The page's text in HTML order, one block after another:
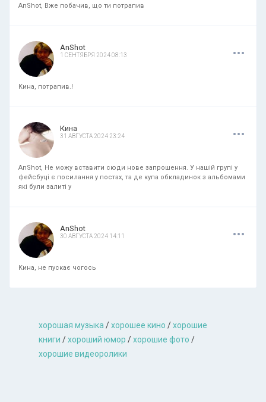
AnShot, Вже побачив, що ти потрапив
AnShot
1 СЕНТЯБРЯ 2024 08:13 ...
Кина, потрапив.!
Кина
31 АВГУСТА 2024 23:24 ...
AnShot, Не можу вставити сюди нове запрошення. У нашій групі у
фейсбуці є посилання у постах, та де купа обкладинок з альбомами
які були залиті у
AnShot
30 АВГУСТА 2024 14:11 ...
Кина, не пускає чогось
хорошая музыкa/хорошее кино /хорошие
книги /хороший юмор /хорошие фото /
хорошие видеоролики